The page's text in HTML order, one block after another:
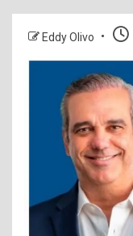
Eddy Olivo